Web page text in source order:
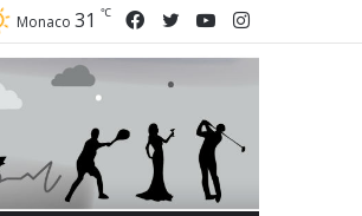
Instagram
YouTube
Twitter
Facebook
Monaco 31 ℃